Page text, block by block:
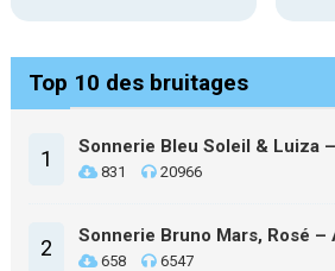
Top 10 des bruitages
1 Sonnerie Bleu Soleil & Luiza
831 20966
2 Sonnerie Bruno Mars, Rosé –
658 6547